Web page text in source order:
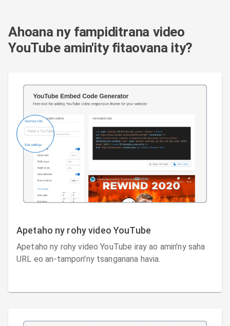
Ahoana ny fampiditrana video
YouTube amin'ity fitaovana ity?
Apetaho ny rohy video YouTube
Apetaho ny rohy video YouTube iray ao amin'ny saha
URL eo an-tampon'ny tsanganana havia.